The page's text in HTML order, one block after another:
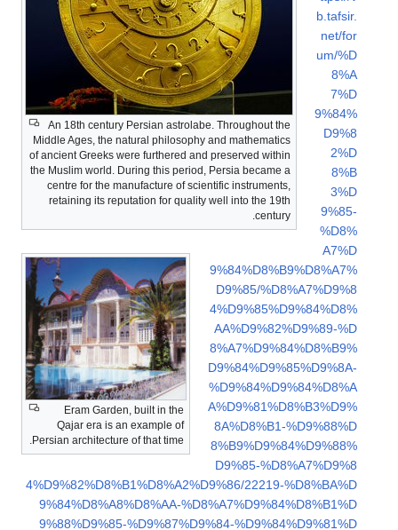
An 18th century Persian astrolabe. Throughout the
Middle Ages, the natural philosophy and mathematics
of ancient Greeks were furthered and preserved within
the Muslim world. During this period, Persia became a
centre for the manufacture of scientific instruments,
retaining its reputation for quality well into the 19th
century.
Eram Garden, built in the
Qajar era is an example of
Persian architecture of that time.
b.tafsir.
net/for
um/%D
8%A
7%D
9%84%
D9%8
2%D
8%B
3%D
9%85-
%D8%
A7%D
9%84%D8%B9%D8%A7%
D9%85/%D8%A7%D9%8
4%D9%85%D9%84%D8%
AA%D9%82%D9%89-%D
8%A7%D9%84%D8%B9%
D9%84%D9%85%D9%8A-
%D9%84%D9%84%D8%A
A%D9%81%D8%B3%D9%
8A%D8%B1-%D9%88%D
8%B9%D9%84%D9%88%
D9%85-%D8%A7%D9%8
4%D9%82%D8%B1%D8%A2%D9%86/22219-%D8%BA%D
9%84%D8%A8%D8%AA-%D8%A7%D9%84%D8%B1%D
9%88%D9%85-%D9%87%D9%84-%D9%84%D9%81%D